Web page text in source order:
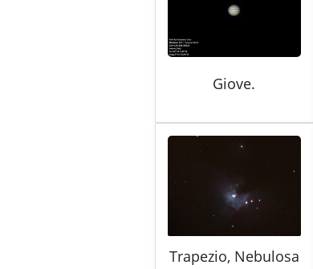
Giove.
Trapezio, Nebulosa